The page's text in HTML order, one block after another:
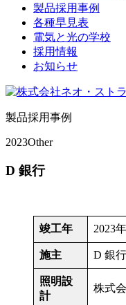
製品採用事例
各種早見表
電気と光の学校
採用情報
お知らせ
製品採用事例
2023Other
D 銀行
竣工年 2023年
施主 D 銀行
照明設
計
株式